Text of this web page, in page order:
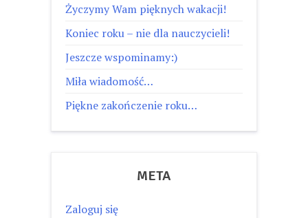
Życzymy Wam pięknych wakacji!
Koniec roku – nie dla nauczycieli!
Jeszcze wspominamy:)
Miła wiadomość…
Piękne zakończenie roku…
META
Zaloguj się